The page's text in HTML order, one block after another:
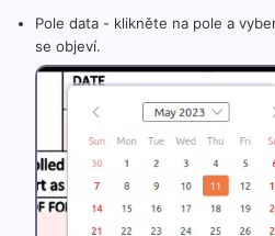
Pole data - klikněte na pole a
se objeví.